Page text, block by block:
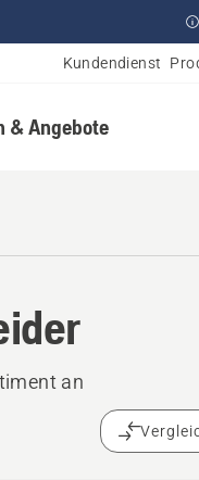
Kundendienst
& Angebote
an